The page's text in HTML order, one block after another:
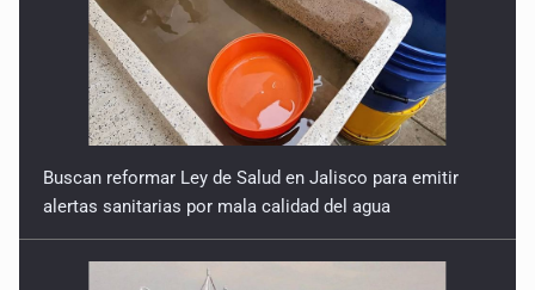
Buscan reformar Ley de Salud en Jalisco para emitir
alertas sanitarias por mala calidad del agua